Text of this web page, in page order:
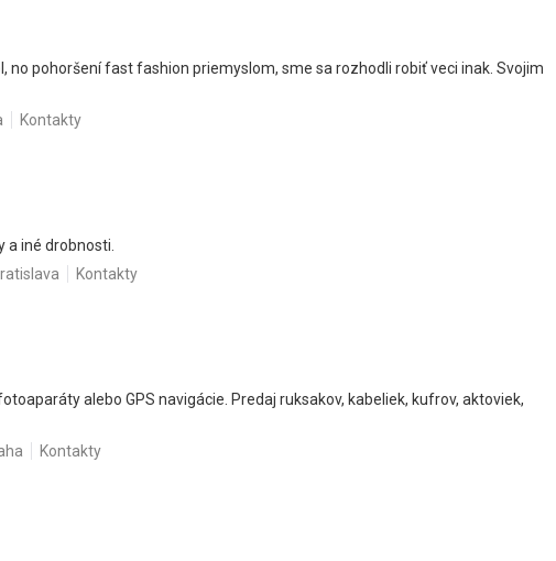
no pohoršení fast fashion priemyslom, sme sa rozhodli robiť veci inak. Svojim
Kontakty
a iné drobnosti.
Kontakty
alebo GPS navigácie. Predaj ruksakov, kabeliek, kufrov, aktoviek,
Kontakty